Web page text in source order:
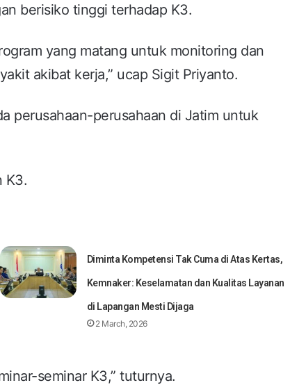
berisiko tinggi terhadap K3.
yang matang untuk monitoring dan
akibat kerja,” ucap Sigit Priyanto.
perusahaan-perusahaan di Jatim untuk
K3.
Diminta Kompetensi Tak Cuma di Atas Kertas,
Kemnaker: Keselamatan dan Kualitas Layanan
di Lapangan Mesti Dijaga
2 March, 2026
seminar K3,” tuturnya.